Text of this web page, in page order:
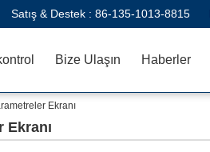
Satış & Destek : 86-135-1013-8815
Bize Ulaşın Haberler
Ekranı
Ekranı